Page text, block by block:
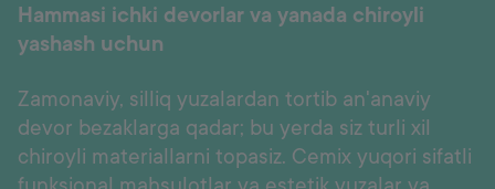
Hammasi ichki devorlar va yanada chiroyli
yashash uchun
Zamonaviy, silliq yuzalardan tortib an'anaviy
devor bezaklarga qadar; bu yerda siz turli xil
chiroyli materiallarni topasiz. Cemix yuqori sifatli